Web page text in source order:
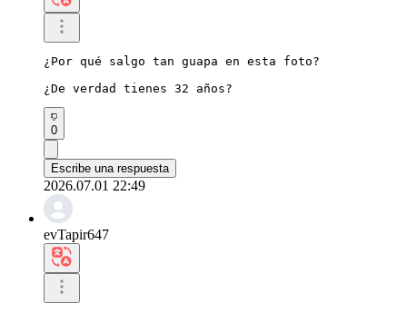
¿Por qué salgo tan guapa en esta foto?
¿De verdad tienes 32 años?
0
Escribe una respuesta
2026.07.01 22:49
evTapir647